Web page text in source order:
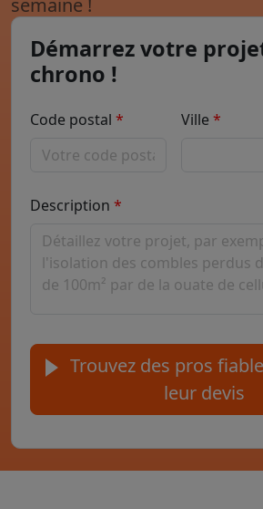
semaine !
Démarrez votre
chrono !
Code postal Ville
Description
Trouvez des pros
leur devis